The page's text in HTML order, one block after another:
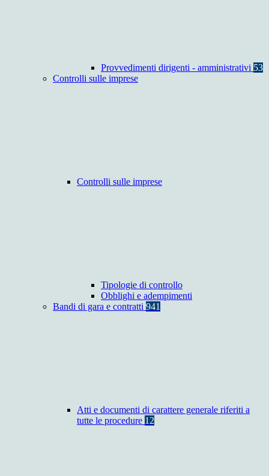
Provvedimenti dirigenti - amministrativi 53
Controlli sulle imprese
Controlli sulle imprese
Tipologie di controllo
Obblighi e adempimenti
Bandi di gara e contratti 941
Atti e documenti di carattere generale riferiti a
tutte le procedure 12